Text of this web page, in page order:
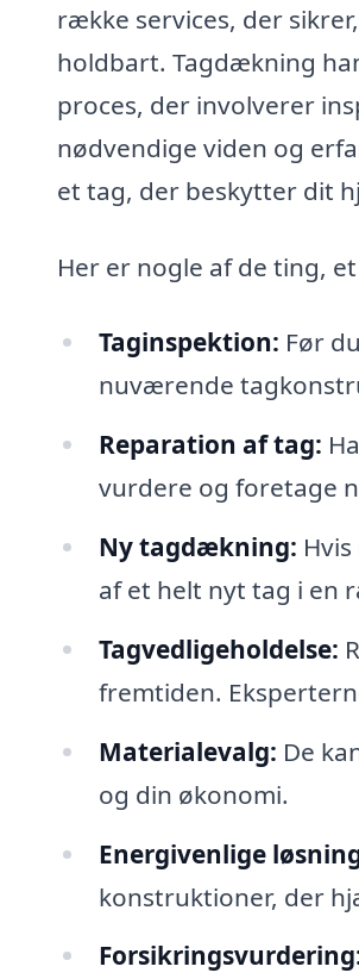
række services, der
holdbart. Tagdækning
proces, der involverer
nødvendige viden og
et tag, der beskytter dit
Her er nogle af de ting,
Taginspektion: Før
nuværende
Reparation af tag:
vurdere og foretage
Ny tagdækning:
af et helt nyt tag i en
Tagvedligeholdelse:
fremtiden.
Materialevalg: De
og din økonomi.
Energivenlige
konstruktioner, der